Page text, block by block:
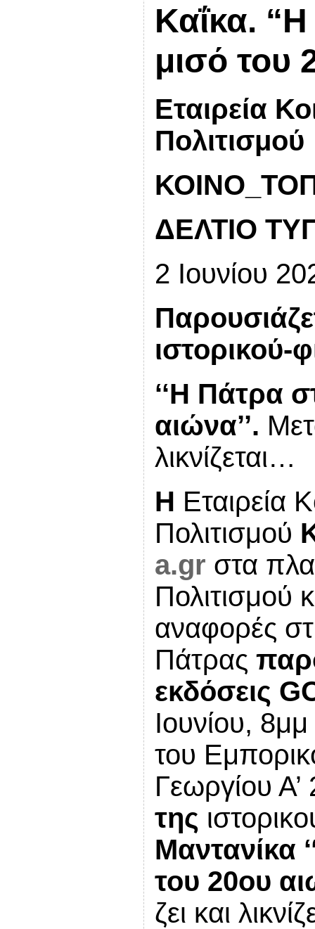
Καΐκα.
μισό του
Εταιρεία
Πολιτισμού
ΔΕΛΤΙΟ
2 Ιουνίου
ιστορικού-
‘‘Η Πάτρα
αιώνα’’.
λικνίζεται…
Η Εταιρεία
Πολιτισμού
a.gr στα
Πολιτισμού
αναφορές
Πάτρας
εκδόσεις
Ιουνίου,
του
Γεωργίου
της
Μαντανίκα
του 20ου
ζει και